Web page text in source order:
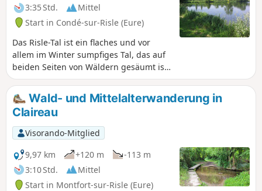
dem Mittelalter dort steht.
3:35 Std.
Mittel
Start in Condé-sur-Risle (Eure)
Das Risle-Tal ist ein flaches und vor
allem im Winter sumpfiges Tal, das auf
beiden Seiten von Wäldern gesäumt ist.
Die im20. Jahrhundert angelegten
Teiche wechseln sich mit den feuchten
Wiesen der alten normannischen
Heckenlandschaft ab. Diese
Rundwanderung umfasst all diese
Landschaften und bietet eine der
wenigen Möglichkeiten, das Risle-Tal
auf Wegen zu durchqueren.
Wald- und Mittelalterwanderung in
Claireau
Visorando-Mitglied
9,97 km
+120 m
-113 m
3:10 Std.
Mittel
Start in Montfort-sur-Risle (Eure)